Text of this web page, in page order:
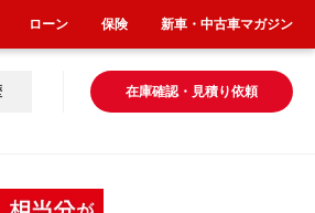
在庫確認・見積り依頼
ローン 保険 新車・中古車マガジン